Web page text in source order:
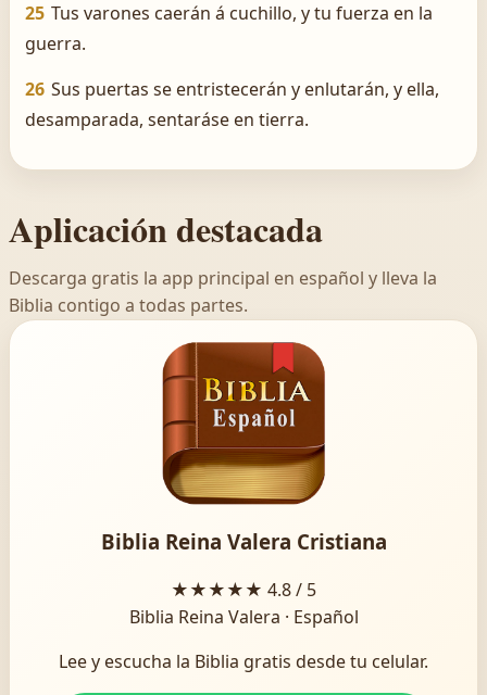
25 Tus varones caerán á cuchillo, y tu fuerza en la
guerra.
26 Sus puertas se entristecerán y enlutarán, y ella,
desamparada, sentaráse en tierra.
Aplicación destacada
Descarga gratis la app principal en español y lleva la
Biblia contigo a todas partes.
Biblia Reina Valera Cristiana
★★★★★ 4.8 / 5
Biblia Reina Valera · Español
Lee y escucha la Biblia gratis desde tu celular.